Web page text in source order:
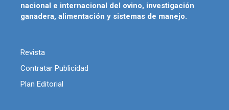
nacional e internacional del ovino, investigación
ganadera, alimentación y sistemas de manejo.
Revista
Contratar Publicidad
Plan Editorial